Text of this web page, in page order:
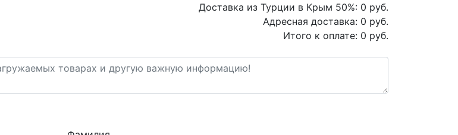
Доставка из Турции в Крым 50%: 0 руб.
Адресная доставка: 0 руб.
Итого к оплате: 0 руб.